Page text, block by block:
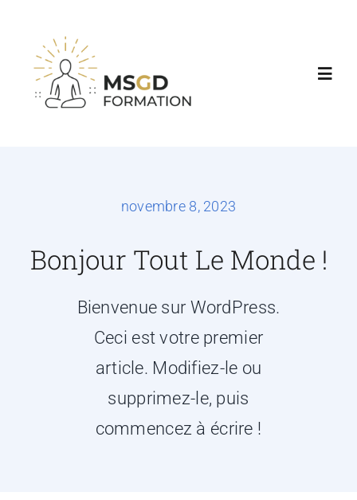
Consultations
novembre 8, 2023
Bonjour Tout Le Monde !
Bienvenue sur WordPress.
Ceci est votre premier
article. Modifiez-le ou
supprimez-le, puis
commencez à écrire !